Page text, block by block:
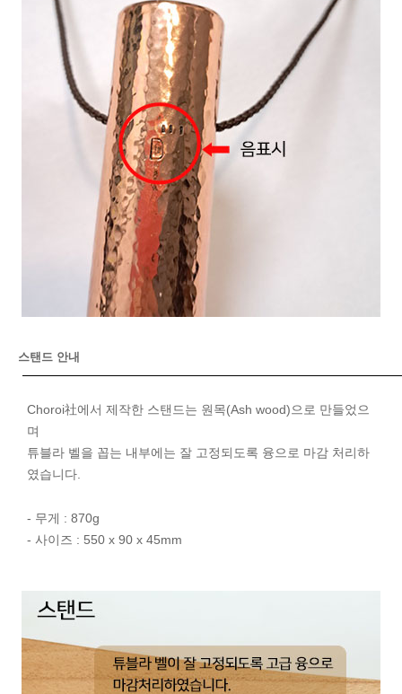
스탠드 안내
Choroi社에서 제작한 스탠드는 원목(Ash wood)으로 만들었으
며
튜블라 벨을 꼽는 내부에는 잘 고정되도록 융으로 마감 처리하
였습니다.
- 무게 : 870g
- 사이즈 : 550 x 90 x 45mm